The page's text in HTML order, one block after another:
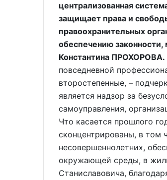
централизованная
защищает права и
правоохранительных
обеспечению
Константина ПРОХОРОВА.
повседневной
второстепенные, –
является надзор за
самоуправления,
Что касается прошлого
сконцентрированы, в том
несовершеннолетних,
окружающей среды, в
Станиславовича,